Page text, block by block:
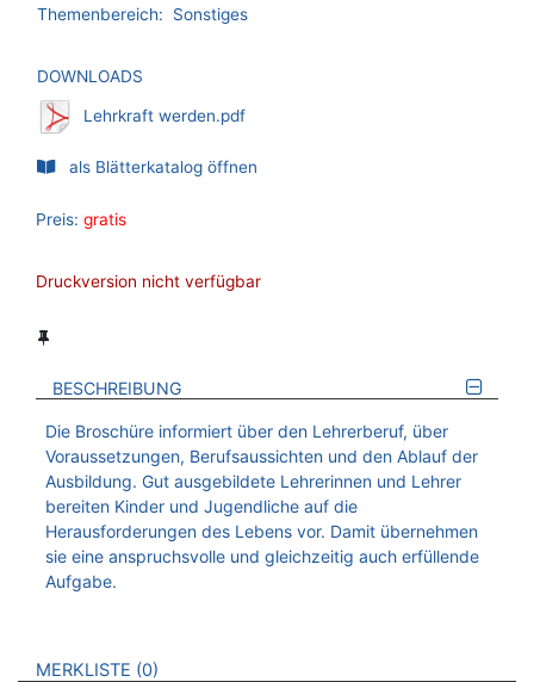
Themenbereich:
Sonstiges
DOWNLOADS
Lehrkraft werden.pdf
als Blätterkatalog öffnen
Preis: gratis
Druckversion nicht verfügbar
BESCHREIBUNG
Die Broschüre informiert über den Lehrerberuf, über
Voraussetzungen, Berufsaussichten und den Ablauf der
Ausbildung. Gut ausgebildete Lehrerinnen und Lehrer
bereiten Kinder und Jugendliche auf die
Herausforderungen des Lebens vor. Damit übernehmen
sie eine anspruchsvolle und gleichzeitig auch erfüllende
Aufgabe.
VERWEISE AUF VERMERKTE- ODER ZULETZT ANGESEHENE
MERKLISTE 0 BROSCHÜREN